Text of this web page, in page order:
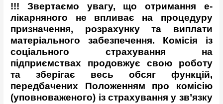
!!! Звертаємо увагу, що отримання е-
лікарняного не впливає на процедуру
призначення, розрахунку та виплати
матеріального забезпечення. Комісія із
соціального страхування на
підприємствах продовжує свою роботу
та зберігає весь обсяг функцій,
передбачених Положенням про комісію
(уповноваженого) із страхування у зв’язку